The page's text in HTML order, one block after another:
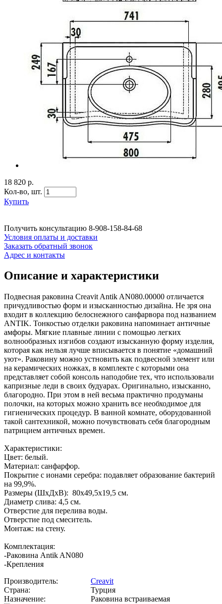
18 820 р.
Кол-во, шт.
Купить
Получить консультацию 8-908-158-84-68
Условия оплаты и доставки
Заказать обратный звонок
Адрес и контакты
Описание и характеристики
Подвесная раковина Creavit Antik AN080.00000 отличается
причудливостью форм и изысканностью дизайна. Не зря она
входит в коллекцию белоснежного санфарвора под названием
ANTIK. Тонкостью отделки раковина напоминает античные
амфоры. Мягкие плавные линии с помощью легких
волнообразных изгибов создают изысканную форму изделия,
которая как нельзя лучше вписывается в понятие «домашний
уют». Раковину можно устновить как подвесной элемент или
на керамических ножках, в комплекте с которыми она
представляет собой консоль наподобие тех, что использовали
капризные леди в своих будуарах. Оригинально, изысканно,
благородно. При этом в ней весьма практично продуманы
полочки, на которых можно хранить все необходимое для
гигиенических процедур. В ванной комнате, оборудованной
такой сантехникой, можно почувствовать себя благородным
патрицием античных времен.
Характеристики:
Цвет: белый.
Материал: санфарфор.
Покрытие с ионами серебра: подавляет образование бактерий
на 99,9%.
Размеры (ШхДхВ): 80х49,5х19,5 см.
Диаметр слива: 4,5 см.
Отверстие для перелива воды.
Отверстие под смеситель.
Монтаж: на стену.
Комплектация:
-Раковина Antik AN080
-Крепления
Производитель:
Creavit
Страна:
Турция
Назначение:
Раковина встраиваемая